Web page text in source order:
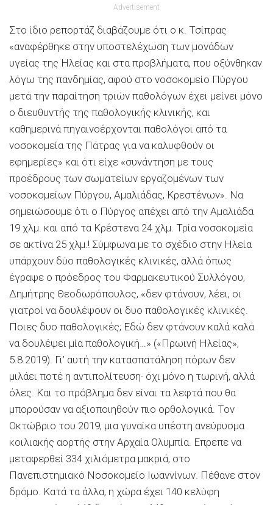
Advertisement
Στο ίδιο ρεπορτάζ διαβάζουμε ότι ο κ. Τσίπρας
«αναφέρθηκε στην υποστελέχωση των μονάδων
υγείας της Ηλείας και στα προβλήματα, που οξύνθηκαν
λόγω της πανδημίας, αφού στο νοσοκομείο Πύργου
μετά την παραίτηση τριών παθολόγων έχει μείνει μόνο
ο διευθυντής της παθολογικής κλινικής, και
καθημερινά πηγαινοέρχονται παθολόγοι από τα
νοσοκομεία της Πάτρας για να καλυφθούν οι
εφημερίες» και ότι είχε «συνάντηση με τους
προέδρους των σωματείων εργαζομένων των
νοσοκομείων Πύργου, Αμαλιάδας, Κρεστένων». Να
σημειώσουμε ότι ο Πύργος απέχει από την Αμαλιάδα
19 χλμ. και από τα Κρέστενα 24 χλμ. Τρία νοσοκομεία
σε ακτίνα 25 χλμ.! Σύμφωνα με το σχέδιο στην Ηλεία
υπάρχουν δύο παθολογικές κλινικές, αλλά όπως
έγραψε ο πρόεδρος του Φαρμακευτικού Συλλόγου,
Δημήτρης Θεοδωρόπουλος, «δεν φτάνουν, λέει, οι
γιατροί να δουλέψουν οι δυο παθολογικές κλινικές.
Ποιες δυο παθολογικές; Εδώ δεν φτάνουν καλά καλά
να δουλέψει μία παθολογική…» («Πρωινή Ηλείας»,
5.8.2019). Γι’ αυτή την κατασπατάληση πόρων δεν
μιλάει ποτέ η αντιπολίτευση· όχι μόνο η τωρινή, αλλά
όλες. Και το πρόβλημα δεν είναι τα λεφτά που θα
μπορούσαν να αξιοποιηθούν πιο ορθολογικά. Τον
Οκτώβριο του 2019, μια γυναίκα υπέστη ανεύρυσμα
κοιλιακής αορτής στην Αρχαία Ολυμπία. Επρεπε να
μεταφερθεί 334 χιλιόμετρα μακριά, στο
Πανεπιστημιακό Νοσοκομείο Ιωαννίνων. Πέθανε στον
δρόμο. Κατά τα άλλα, η χώρα έχει 140 κελύφη